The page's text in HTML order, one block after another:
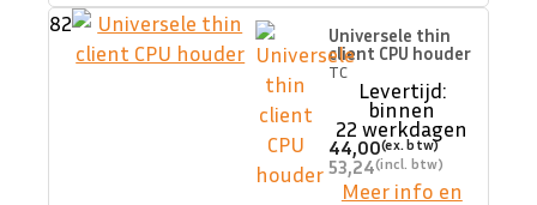
82
Universele thin
client CPU houder
TC
Levertijd:
binnen
22 werkdagen
44,00
53,24
Meer info en